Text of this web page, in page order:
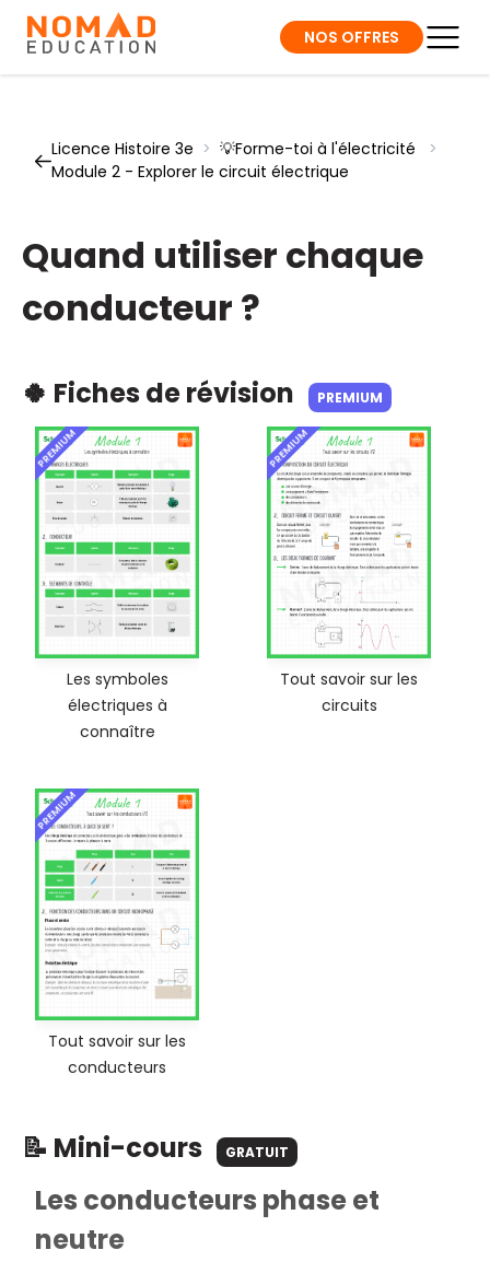
NOS OFFRES
Licence Histoire 3e > 💡Forme-toi à l'électricité
>
Module 2 - Explorer le circuit électrique
Quand utiliser chaque
conducteur ?
🍀 Fiches de révision PREMIUM
PREMIUM
Les symboles
électriques à
connaître
PREMIUM
Tout savoir sur les
circuits
PREMIUM
Tout savoir sur les
conducteurs
📝 Mini-cours GRATUIT
Les conducteurs phase et
neutre